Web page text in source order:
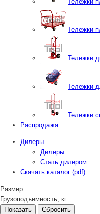
Тележки
Тележки
Тележки
Тележки
Распродажа
Дилеры
Дилеры
Стать дилером
Скачать каталог (pdf)
Размер
Грузоподъемность, кг
Сбросить